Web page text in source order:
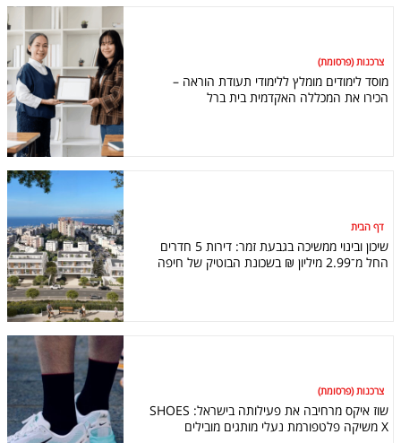
צרכנות (פרסומת)
מוסד לימודים מומלץ ללימודי תעודת הוראה –
הכירו את המכללה האקדמית בית ברל
דף הבית
שיכון ובינוי ממשיכה בגבעת זמר: דירות 5 חדרים
החל מ־2.99 מיליון ₪ בשכונת הבוטיק של חיפה
צרכנות (פרסומת)
שוז איקס מרחיבה את פעילותה בישראל: SHOES
X משיקה פלטפורמת נעלי מותגים מובילים